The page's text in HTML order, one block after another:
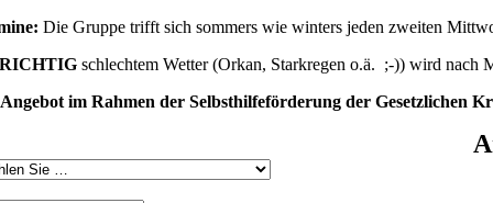
Die Gruppe trifft sich sommers wie winters jeden zweiten
RICHTIG schlechtem Wetter (Orkan, Starkregen o.ä. ;-)) wird nach
im Rahmen der Selbsthilfeförderung der Gesetzlichen